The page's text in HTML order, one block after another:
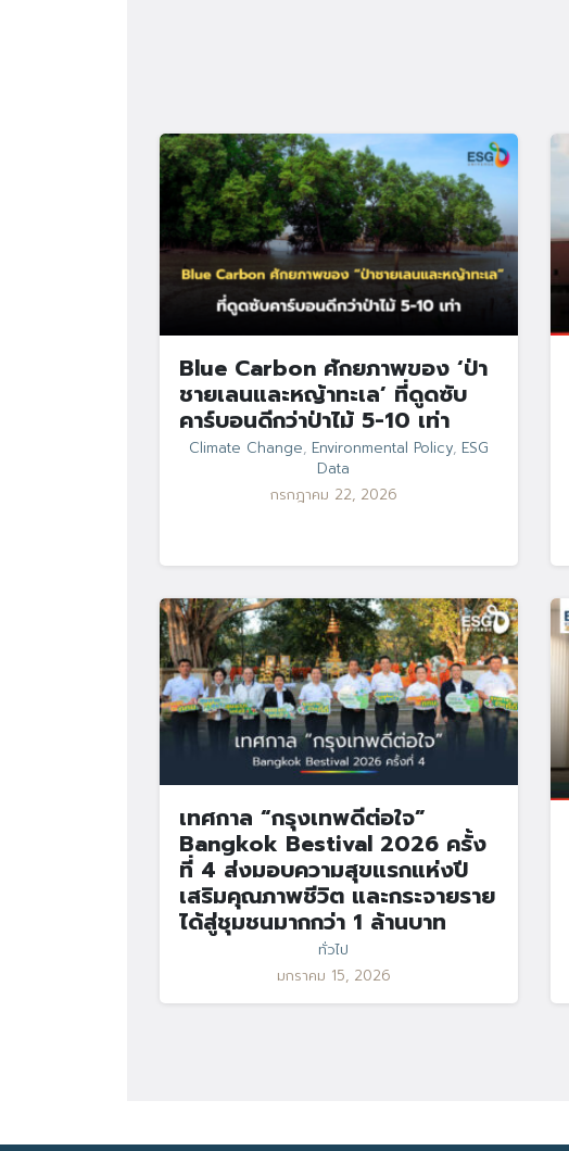
Blue Carbon ศักยภาพของ ‘ป่า
ชายเลนและหญ้าทะเล’ ที่ดูดซับ
คาร์บอนดีกว่าป่าไม้ 5-10 เท่า
Climate Change, Environmental Policy, ESG
Data
กรกฎาคม 22, 2026
เทศกาล “กรุงเทพดีต่อใจ”
Bangkok Bestival 2026 ครั้ง
ที่ 4 ส่งมอบความสุขแรกแห่งปี
เสริมคุณภาพชีวิต และกระจายราย
ได้สู่ชุมชนมากกว่า 1 ล้านบาท
ทั่วไป
มกราคม 15, 2026